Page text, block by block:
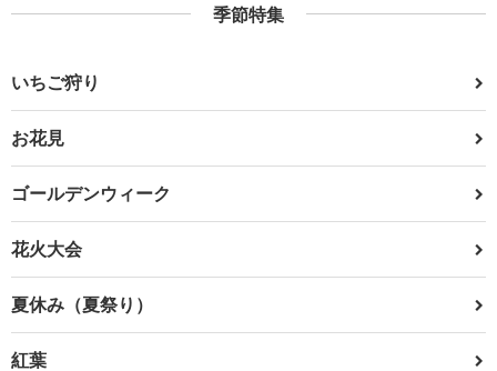
季節特集
いちご狩り
お花見
ゴールデンウィーク
花火大会
夏休み（夏祭り）
紅葉